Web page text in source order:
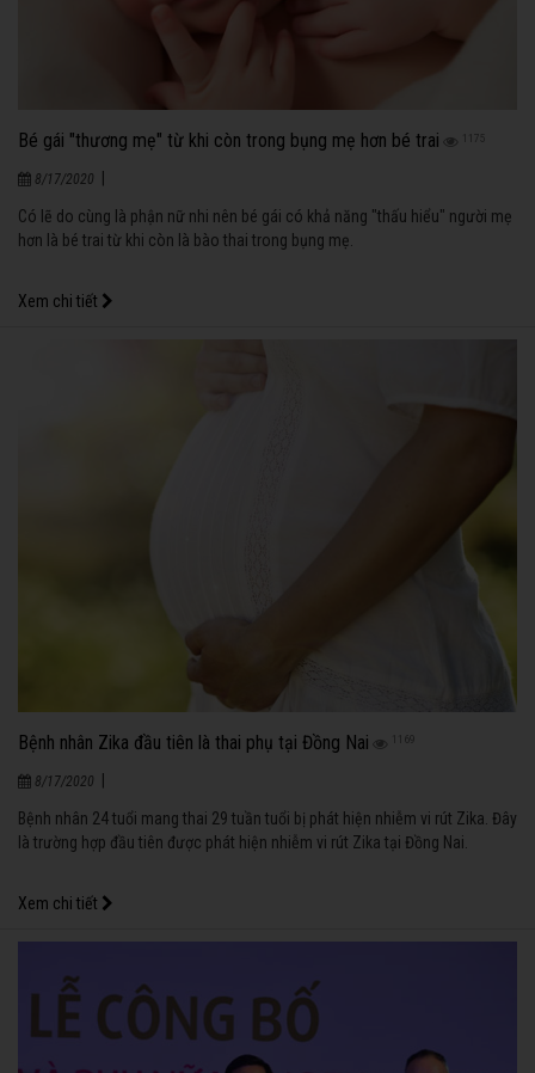
Bé gái "thương mẹ" từ khi còn trong bụng mẹ hơn bé trai 1175
8/17/2020
Có lẽ do cùng là phận nữ nhi nên bé gái có khả năng "thấu hiểu" người mẹ
hơn là bé trai từ khi còn là bào thai trong bụng mẹ.
Xem chi tiết
Bệnh nhân Zika đầu tiên là thai phụ tại Đồng Nai 1169
8/17/2020
Bệnh nhân 24 tuổi mang thai 29 tuần tuổi bị phát hiện nhiễm vi rút Zika. Đây
là trường hợp đầu tiên được phát hiện nhiễm vi rút Zika tại Đồng Nai.
Xem chi tiết